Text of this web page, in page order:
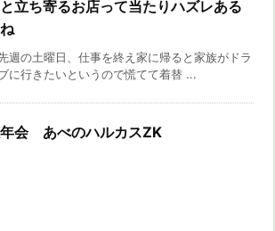
立ち寄るお店って当たりハズレある
週の土曜日、仕事を終え家に帰ると家族がドラ
に行きたいというので慌てて着替 ...
会 あべのハルカスZK